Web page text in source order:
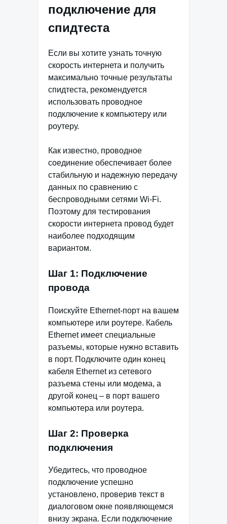
подключение для
спидтеста
Если вы хотите узнать точную
скорость интернета и получить
максимально точные результаты
спидтеста, рекомендуется
использовать проводное
подключение к компьютеру или
роутеру.
Как известно, проводное
соединение обеспечивает более
стабильную и надежную передачу
данных по сравнению с
беспроводными сетями Wi-Fi.
Поэтому для тестирования
скорости интернета провод будет
наиболее подходящим
вариантом.
Шаг 1: Подключение
провода
Поискуйте Ethernet-порт на вашем
компьютере или роутере. Кабель
Ethernet имеет специальные
разъемы, которые нужно вставить
в порт. Подключите один конец
кабеля Ethernet из сетевого
разъема стены или модема, а
другой конец – в порт вашего
компьютера или роутера.
Шаг 2: Проверка
подключения
Убедитесь, что проводное
подключение успешно
установлено, проверив текст в
диалоговом окне появляющемся
внизу экрана. Если подключение